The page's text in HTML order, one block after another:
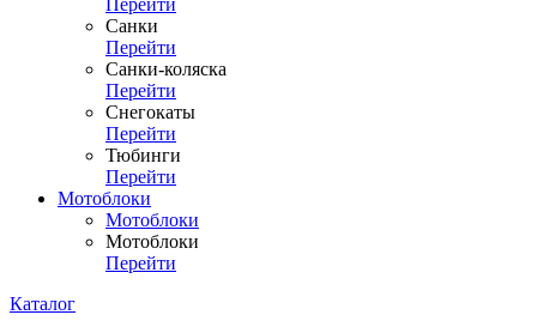
Перейти
Санки
Перейти
Санки-коляска
Перейти
Снегокаты
Перейти
Тюбинги
Перейти
Мотоблоки
Мотоблоки
Мотоблоки
Перейти
Каталог